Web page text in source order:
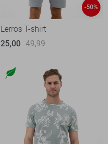
-50%
Lerros T-shirt
25,00 49,99